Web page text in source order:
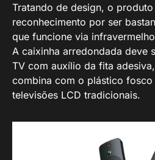
Tratando de design, o
reconhecimento por ser
que funcione via
A caixinha arredondada deve
TV com auxílio da fita
combina com o plástico fosco
televisões LCD tradicionais.